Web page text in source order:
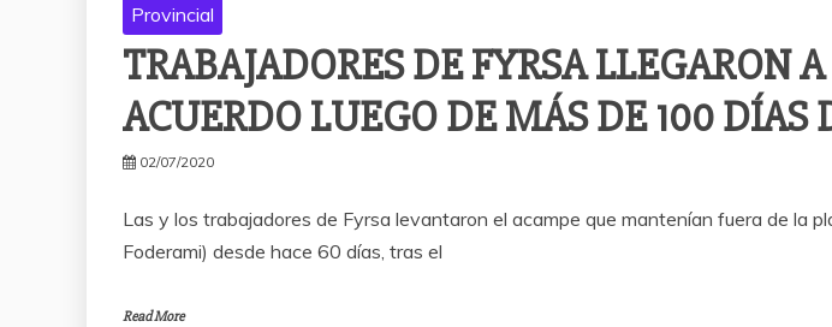
Provincial
TRABAJADORES DE FYRSA LLEGARON
ACUERDO LUEGO DE MÁS DE 100 DÍAS
02/07/2020
Las y los trabajadores de Fyrsa levantaron el acampe que mantenían fuera de la
Foderami) desde hace 60 días, tras el
Read More